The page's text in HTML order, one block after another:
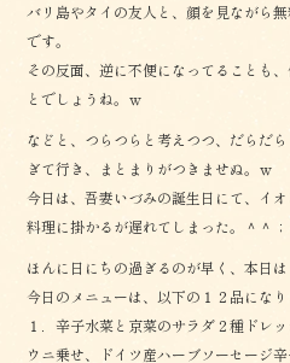
バリ島やタイの友人と、顔を見ながら
です。
その反面、逆に不便になってることも
とでしょうね。ｗ
などと、つらつらと考えつつ、だらだ
ぎて行き、まとまりがつきませぬ。ｗ
今日は、吾妻いづみの誕生日にて、イ
料理に掛かるが遅れてしまった。＾＾；
ほんに日にちの過ぎるのが早く、本日は
今日のメニューは、以下の１２品になり
１．辛子水菜と京菜のサラダ２種ドレ
ウニ乗せ、ドイツ産ハーブソーセージ